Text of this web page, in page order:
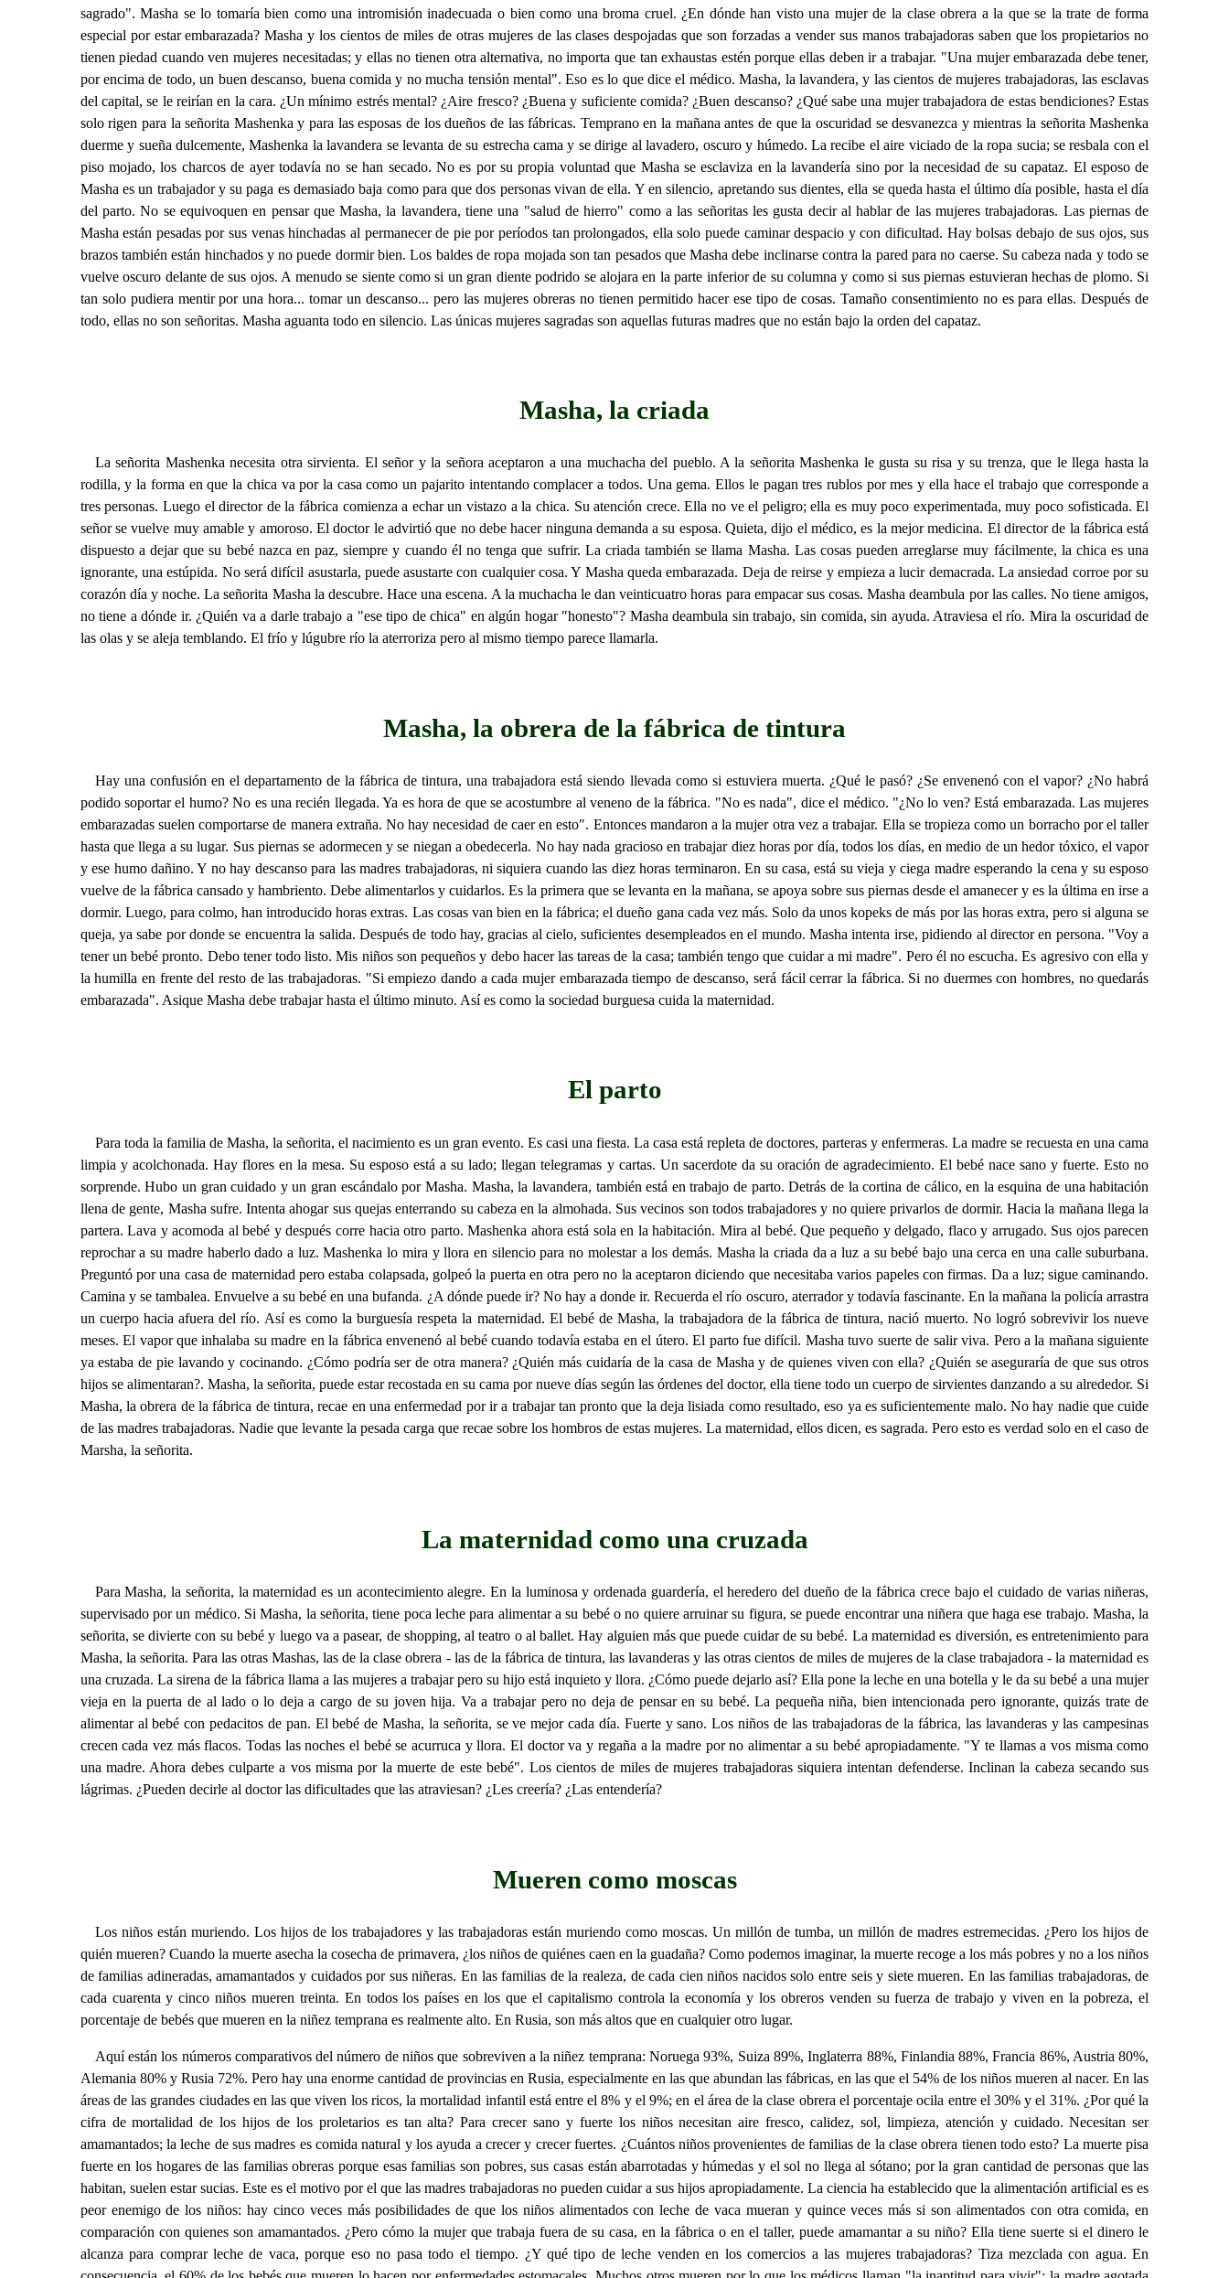
sagrado". Masha se lo tomaría bien como una intromisión inadecuada o bien como una broma cruel. ¿En dónde han visto una mujer de la clase obrera a la que se la trate de forma
especial por estar embarazada? Masha y los cientos de miles de otras mujeres de las clases despojadas que son forzadas a vender sus manos trabajadoras saben que los propietarios no
tienen piedad cuando ven mujeres necesitadas; y ellas no tienen otra alternativa, no importa que tan exhaustas estén porque ellas deben ir a trabajar. "Una mujer embarazada debe tener,
por encima de todo, un buen descanso, buena comida y no mucha tensión mental". Eso es lo que dice el médico. Masha, la lavandera, y las cientos de mujeres trabajadoras, las esclavas
del capital, se le reirían en la cara. ¿Un mínimo estrés mental? ¿Aire fresco? ¿Buena y suficiente comida? ¿Buen descanso? ¿Qué sabe una mujer trabajadora de estas bendiciones? Estas
solo rigen para la señorita Mashenka y para las esposas de los dueños de las fábricas. Temprano en la mañana antes de que la oscuridad se desvanezca y mientras la señorita Mashenka
duerme y sueña dulcemente, Mashenka la lavandera se levanta de su estrecha cama y se dirige al lavadero, oscuro y húmedo. La recibe el aire viciado de la ropa sucia; se resbala con el
piso mojado, los charcos de ayer todavía no se han secado. No es por su propia voluntad que Masha se esclaviza en la lavandería sino por la necesidad de su capataz. El esposo de
Masha es un trabajador y su paga es demasiado baja como para que dos personas vivan de ella. Y en silencio, apretando sus dientes, ella se queda hasta el último día posible, hasta el día
del parto. No se equivoquen en pensar que Masha, la lavandera, tiene una "salud de hierro" como a las señoritas les gusta decir al hablar de las mujeres trabajadoras. Las piernas de
Masha están pesadas por sus venas hinchadas al permanecer de pie por períodos tan prolongados, ella solo puede caminar despacio y con dificultad. Hay bolsas debajo de sus ojos, sus
brazos también están hinchados y no puede dormir bien. Los baldes de ropa mojada son tan pesados que Masha debe inclinarse contra la pared para no caerse. Su cabeza nada y todo se
vuelve oscuro delante de sus ojos. A menudo se siente como si un gran diente podrido se alojara en la parte inferior de su columna y como si sus piernas estuvieran hechas de plomo. Si
tan solo pudiera mentir por una hora... tomar un descanso... pero las mujeres obreras no tienen permitido hacer ese tipo de cosas. Tamaño consentimiento no es para ellas. Después de
todo, ellas no son señoritas. Masha aguanta todo en silencio. Las únicas mujeres sagradas son aquellas futuras madres que no están bajo la orden del capataz.
Masha, la criada
La señorita Mashenka necesita otra sirvienta. El señor y la señora aceptaron a una muchacha del pueblo. A la señorita Mashenka le gusta su risa y su trenza, que le llega hasta la
rodilla, y la forma en que la chica va por la casa como un pajarito intentando complacer a todos. Una gema. Ellos le pagan tres rublos por mes y ella hace el trabajo que corresponde a
tres personas. Luego el director de la fábrica comienza a echar un vistazo a la chica. Su atención crece. Ella no ve el peligro; ella es muy poco experimentada, muy poco sofisticada. El
señor se vuelve muy amable y amoroso. El doctor le advirtió que no debe hacer ninguna demanda a su esposa. Quieta, dijo el médico, es la mejor medicina. El director de la fábrica está
dispuesto a dejar que su bebé nazca en paz, siempre y cuando él no tenga que sufrir. La criada también se llama Masha. Las cosas pueden arreglarse muy fácilmente, la chica es una
ignorante, una estúpida. No será difícil asustarla, puede asustarte con cualquier cosa. Y Masha queda embarazada. Deja de reirse y empieza a lucir demacrada. La ansiedad corroe por su
corazón día y noche. La señorita Masha la descubre. Hace una escena. A la muchacha le dan veinticuatro horas para empacar sus cosas. Masha deambula por las calles. No tiene amigos,
no tiene a dónde ir. ¿Quién va a darle trabajo a "ese tipo de chica" en algún hogar "honesto"? Masha deambula sin trabajo, sin comida, sin ayuda. Atraviesa el río. Mira la oscuridad de
las olas y se aleja temblando. El frío y lúgubre río la aterroriza pero al mismo tiempo parece llamarla.
Masha, la obrera de la fábrica de tintura
Hay una confusión en el departamento de la fábrica de tintura, una trabajadora está siendo llevada como si estuviera muerta. ¿Qué le pasó? ¿Se envenenó con el vapor? ¿No habrá
podido soportar el humo? No es una recién llegada. Ya es hora de que se acostumbre al veneno de la fábrica. "No es nada", dice el médico. "¿No lo ven? Está embarazada. Las mujeres
embarazadas suelen comportarse de manera extraña. No hay necesidad de caer en esto". Entonces mandaron a la mujer otra vez a trabajar. Ella se tropieza como un borracho por el taller
hasta que llega a su lugar. Sus piernas se adormecen y se niegan a obedecerla. No hay nada gracioso en trabajar diez horas por día, todos los días, en medio de un hedor tóxico, el vapor
y ese humo dañino. Y no hay descanso para las madres trabajadoras, ni siquiera cuando las diez horas terminaron. En su casa, está su vieja y ciega madre esperando la cena y su esposo
vuelve de la fábrica cansado y hambriento. Debe alimentarlos y cuidarlos. Es la primera que se levanta en la mañana, se apoya sobre sus piernas desde el amanecer y es la última en irse a
dormir. Luego, para colmo, han introducido horas extras. Las cosas van bien en la fábrica; el dueño gana cada vez más. Solo da unos kopeks de más por las horas extra, pero si alguna se
queja, ya sabe por donde se encuentra la salida. Después de todo hay, gracias al cielo, suficientes desempleados en el mundo. Masha intenta irse, pidiendo al director en persona. "Voy a
tener un bebé pronto. Debo tener todo listo. Mis niños son pequeños y debo hacer las tareas de la casa; también tengo que cuidar a mi madre". Pero él no escucha. Es agresivo con ella y
la humilla en frente del resto de las trabajadoras. "Si empiezo dando a cada mujer embarazada tiempo de descanso, será fácil cerrar la fábrica. Si no duermes con hombres, no quedarás
embarazada". Asique Masha debe trabajar hasta el último minuto. Así es como la sociedad burguesa cuida la maternidad.
El parto
Para toda la familia de Masha, la señorita, el nacimiento es un gran evento. Es casi una fiesta. La casa está repleta de doctores, parteras y enfermeras. La madre se recuesta en una cama
limpia y acolchonada. Hay flores en la mesa. Su esposo está a su lado; llegan telegramas y cartas. Un sacerdote da su oración de agradecimiento. El bebé nace sano y fuerte. Esto no
sorprende. Hubo un gran cuidado y un gran escándalo por Masha. Masha, la lavandera, también está en trabajo de parto. Detrás de la cortina de cálico, en la esquina de una habitación
llena de gente, Masha sufre. Intenta ahogar sus quejas enterrando su cabeza en la almohada. Sus vecinos son todos trabajadores y no quiere privarlos de dormir. Hacia la mañana llega la
partera. Lava y acomoda al bebé y después corre hacia otro parto. Mashenka ahora está sola en la habitación. Mira al bebé. Que pequeño y delgado, flaco y arrugado. Sus ojos parecen
reprochar a su madre haberlo dado a luz. Mashenka lo mira y llora en silencio para no molestar a los demás. Masha la criada da a luz a su bebé bajo una cerca en una calle suburbana.
Preguntó por una casa de maternidad pero estaba colapsada, golpeó la puerta en otra pero no la aceptaron diciendo que necesitaba varios papeles con firmas. Da a luz; sigue caminando.
Camina y se tambalea. Envuelve a su bebé en una bufanda. ¿A dónde puede ir? No hay a donde ir. Recuerda el río oscuro, aterrador y todavía fascinante. En la mañana la policía arrastra
un cuerpo hacia afuera del río. Así es como la burguesía respeta la maternidad. El bebé de Masha, la trabajadora de la fábrica de tintura, nació muerto. No logró sobrevivir los nueve
meses. El vapor que inhalaba su madre en la fábrica envenenó al bebé cuando todavía estaba en el útero. El parto fue difícil. Masha tuvo suerte de salir viva. Pero a la mañana siguiente
ya estaba de pie lavando y cocinando. ¿Cómo podría ser de otra manera? ¿Quién más cuidaría de la casa de Masha y de quienes viven con ella? ¿Quién se aseguraría de que sus otros
hijos se alimentaran?. Masha, la señorita, puede estar recostada en su cama por nueve días según las órdenes del doctor, ella tiene todo un cuerpo de sirvientes danzando a su alrededor. Si
Masha, la obrera de la fábrica de tintura, recae en una enfermedad por ir a trabajar tan pronto que la deja lisiada como resultado, eso ya es suficientemente malo. No hay nadie que cuide
de las madres trabajadoras. Nadie que levante la pesada carga que recae sobre los hombros de estas mujeres. La maternidad, ellos dicen, es sagrada. Pero esto es verdad solo en el caso de
Marsha, la señorita.
La maternidad como una cruzada
Para Masha, la señorita, la maternidad es un acontecimiento alegre. En la luminosa y ordenada guardería, el heredero del dueño de la fábrica crece bajo el cuidado de varias niñeras,
supervisado por un médico. Si Masha, la señorita, tiene poca leche para alimentar a su bebé o no quiere arruinar su figura, se puede encontrar una niñera que haga ese trabajo. Masha, la
señorita, se divierte con su bebé y luego va a pasear, de shopping, al teatro o al ballet. Hay alguien más que puede cuidar de su bebé. La maternidad es diversión, es entretenimiento para
Masha, la señorita. Para las otras Mashas, las de la clase obrera - las de la fábrica de tintura, las lavanderas y las otras cientos de miles de mujeres de la clase trabajadora - la maternidad es
una cruzada. La sirena de la fábrica llama a las mujeres a trabajar pero su hijo está inquieto y llora. ¿Cómo puede dejarlo así? Ella pone la leche en una botella y le da su bebé a una mujer
vieja en la puerta de al lado o lo deja a cargo de su joven hija. Va a trabajar pero no deja de pensar en su bebé. La pequeña niña, bien intencionada pero ignorante, quizás trate de
alimentar al bebé con pedacitos de pan. El bebé de Masha, la señorita, se ve mejor cada día. Fuerte y sano. Los niños de las trabajadoras de la fábrica, las lavanderas y las campesinas
crecen cada vez más flacos. Todas las noches el bebé se acurruca y llora. El doctor va y regaña a la madre por no alimentar a su bebé apropiadamente. "Y te llamas a vos misma como
una madre. Ahora debes culparte a vos misma por la muerte de este bebé". Los cientos de miles de mujeres trabajadoras siquiera intentan defenderse. Inclinan la cabeza secando sus
lágrimas. ¿Pueden decirle al doctor las dificultades que las atraviesan? ¿Les creería? ¿Las entendería?
Mueren como moscas
Los niños están muriendo. Los hijos de los trabajadores y las trabajadoras están muriendo como moscas. Un millón de tumba, un millón de madres estremecidas. ¿Pero los hijos de
quién mueren? Cuando la muerte asecha la cosecha de primavera, ¿los niños de quiénes caen en la guadaña? Como podemos imaginar, la muerte recoge a los más pobres y no a los niños
de familias adineradas, amamantados y cuidados por sus niñeras. En las familias de la realeza, de cada cien niños nacidos solo entre seis y siete mueren. En las familias trabajadoras, de
cada cuarenta y cinco niños mueren treinta. En todos los países en los que el capitalismo controla la economía y los obreros venden su fuerza de trabajo y viven en la pobreza, el
porcentaje de bebés que mueren en la niñez temprana es realmente alto. En Rusia, son más altos que en cualquier otro lugar.
Aquí están los números comparativos del número de niños que sobreviven a la niñez temprana: Noruega 93%, Suiza 89%, Inglaterra 88%, Finlandia 88%, Francia 86%, Austria 80%,
Alemania 80% y Rusia 72%. Pero hay una enorme cantidad de provincias en Rusia, especialmente en las que abundan las fábricas, en las que el 54% de los niños mueren al nacer. En las
áreas de las grandes ciudades en las que viven los ricos, la mortalidad infantil está entre el 8% y el 9%; en el área de la clase obrera el porcentaje ocila entre el 30% y el 31%. ¿Por qué la
cifra de mortalidad de los hijos de los proletarios es tan alta? Para crecer sano y fuerte los niños necesitan aire fresco, calidez, sol, limpieza, atención y cuidado. Necesitan ser
amamantados; la leche de sus madres es comida natural y los ayuda a crecer y crecer fuertes. ¿Cuántos niños provenientes de familias de la clase obrera tienen todo esto? La muerte pisa
fuerte en los hogares de las familias obreras porque esas familias son pobres, sus casas están abarrotadas y húmedas y el sol no llega al sótano; por la gran cantidad de personas que las
habitan, suelen estar sucias. Este es el motivo por el que las madres trabajadoras no pueden cuidar a sus hijos apropiadamente. La ciencia ha establecido que la alimentación artificial es es
peor enemigo de los niños: hay cinco veces más posibilidades de que los niños alimentados con leche de vaca mueran y quince veces más si son alimentados con otra comida, en
comparación con quienes son amamantados. ¿Pero cómo la mujer que trabaja fuera de su casa, en la fábrica o en el taller, puede amamantar a su niño? Ella tiene suerte si el dinero le
alcanza para comprar leche de vaca, porque eso no pasa todo el tiempo. ¿Y qué tipo de leche venden en los comercios a las mujeres trabajadoras? Tiza mezclada con agua. En